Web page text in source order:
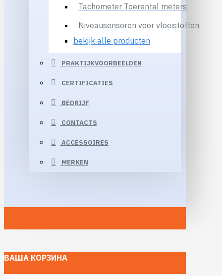
Tachometer Toerental meters
Niveausensoren voor vloeistoffen
bekijk alle producten
PRAKTIJKVOORBEELDEN
CERTIFICATIES
BEDRIJF
CONTACTS
ACCESSOIRES
MERKEN
ВАША КОРЗИНА